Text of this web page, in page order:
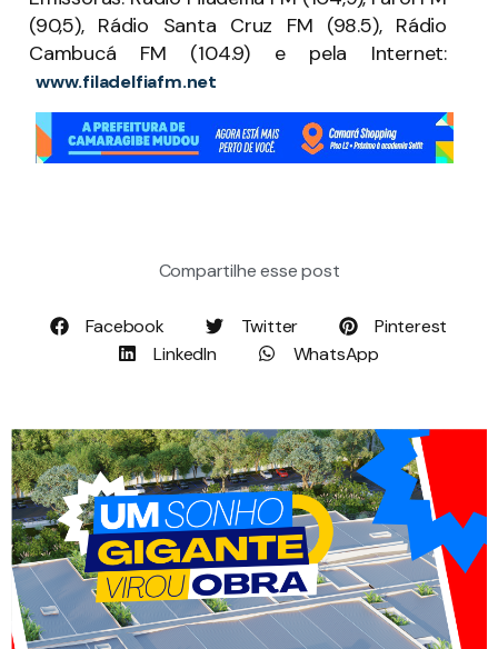
(90,5), Rádio Santa Cruz FM (98.5), Rádio
Cambucá FM (104.9) e pela Internet:
www.filadelfiafm.net
Compartilhe esse post
Facebook Twitter
Pinterest
LinkedIn
WhatsApp